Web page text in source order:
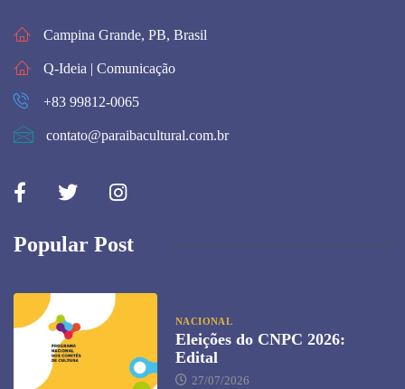
Campina Grande, PB, Brasil
Q-Ideia | Comunicação
+83 99812-0065
contato@paraibacultural.com.br
Popular Post
NACIONAL
Eleições do CNPC 2026:
Edital
27/07/2026